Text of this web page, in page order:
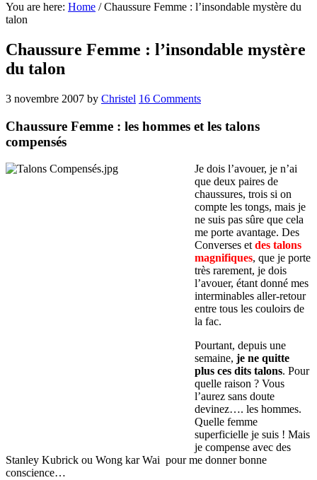
You are here: Home /Chaussure Femme : l’insondable mystère du
talon
Chaussure Femme : l’insondable mystère
du talon
3 novembre 2007 by Christel 16 Comments
Chaussure Femme : les hommes et les talons
compensés
Je dois l’avouer, je n’ai
que deux paires de
chaussures, trois si on
compte les tongs, mais je
ne suis pas sûre que cela
me porte avantage. Des
Converses et des talons
magnifiques, que je porte
très rarement, je dois
l’avouer, étant donné mes
interminables aller-retour
entre tous les couloirs de
la fac.
Pourtant, depuis une
semaine, je ne quitte
plus ces dits talons. Pour
quelle raison ? Vous
l’aurez sans doute
devinez…. les hommes.
Quelle femme
superficielle je suis ! Mais
je compense avec des
Stanley Kubrick ou Wong kar Wai pour me donner bonne
conscience…